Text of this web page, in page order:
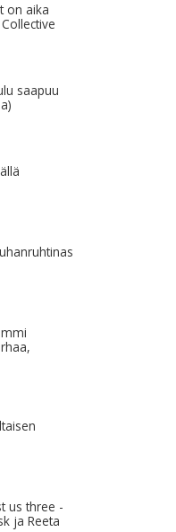
on aika
saapuu
us three -
ja Reeta